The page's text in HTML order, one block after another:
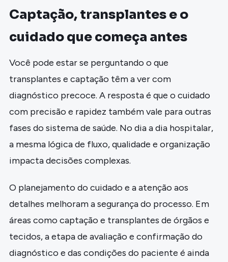
Captação, transplantes e o
cuidado que começa antes
Você pode estar se perguntando o que
transplantes e captação têm a ver com
diagnóstico precoce. A resposta é que o cuidado
com precisão e rapidez também vale para outras
fases do sistema de saúde. No dia a dia hospitalar,
a mesma lógica de fluxo, qualidade e organização
impacta decisões complexas.
O planejamento do cuidado e a atenção aos
detalhes melhoram a segurança do processo. Em
áreas como captação e transplantes de órgãos e
tecidos, a etapa de avaliação e confirmação do
diagnóstico e das condições do paciente é ainda